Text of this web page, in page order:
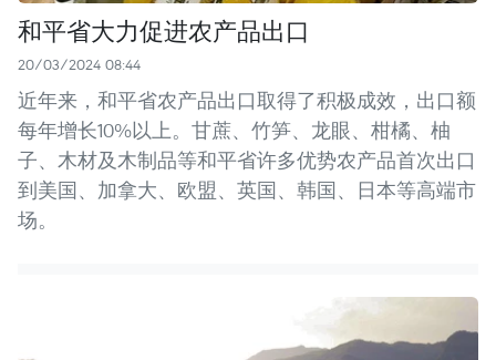
和平省大力促进农产品出口
20/03/2024 08:44
近年来，和平省农产品出口取得了积极成效，出口额
每年增长10%以上。甘蔗、竹笋、龙眼、柑橘、柚
子、木材及木制品等和平省许多优势农产品首次出口
到美国、加拿大、欧盟、英国、韩国、日本等高端市
场。